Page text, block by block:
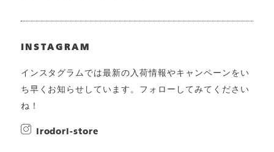
INSTAGRAM
インスタグラムでは最新の入荷情報やキャンペーンをい
ち早くお知らせしています。フォローしてみてください
ね！
irodori-store